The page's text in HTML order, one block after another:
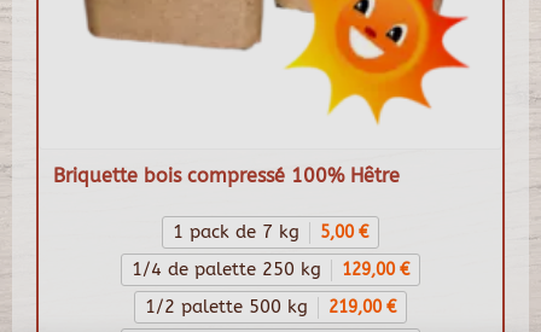
Briquette bois compressé 100% Hêtre
1 pack de 7 kg 5,00 €
1/4 de palette 250 kg 129,00 €
1/2 palette 500 kg 219,00 €